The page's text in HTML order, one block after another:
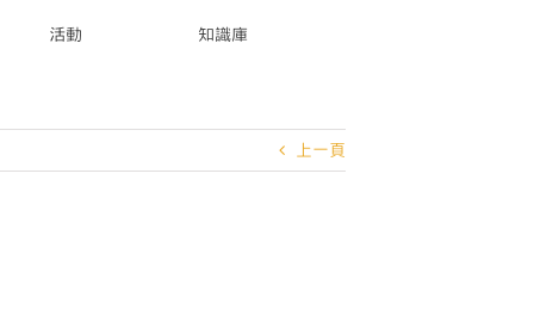
活動 知識庫
上一頁